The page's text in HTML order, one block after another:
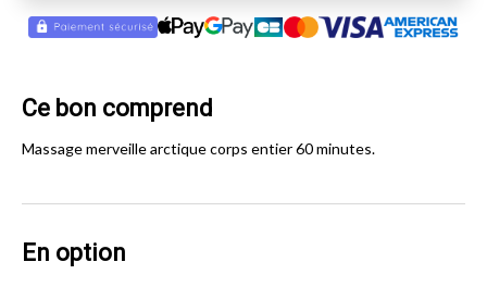
Ce bon comprend
Massage merveille arctique corps entier 60 minutes.
En option